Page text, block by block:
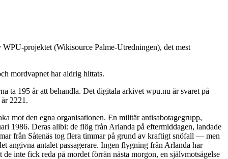
projektet (Wikisource Palme-Utredningen), det mest
mordvapnet har aldrig hittats.
ta 195 år att behandla. Det digitala arkivet wpu.nu är svaret på
2221.
mot den egna organisationen. En militär antisabotagegrupp,
1986. Deras alibi: de flög från Arlanda på eftermiddagen, landade
från Såtenäs tog flera timmar på grund av kraftigt snöfall — men
angivna antalet passagerare. Ingen flygning från Arlanda har
inte fick reda på mordet förrän nästa morgon, en självmotsägelse